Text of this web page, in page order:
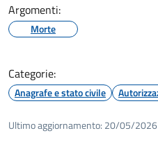
Argomenti:
Morte
Categorie:
Anagrafe e stato civile
Ultimo aggiornamento: 20/05/2026